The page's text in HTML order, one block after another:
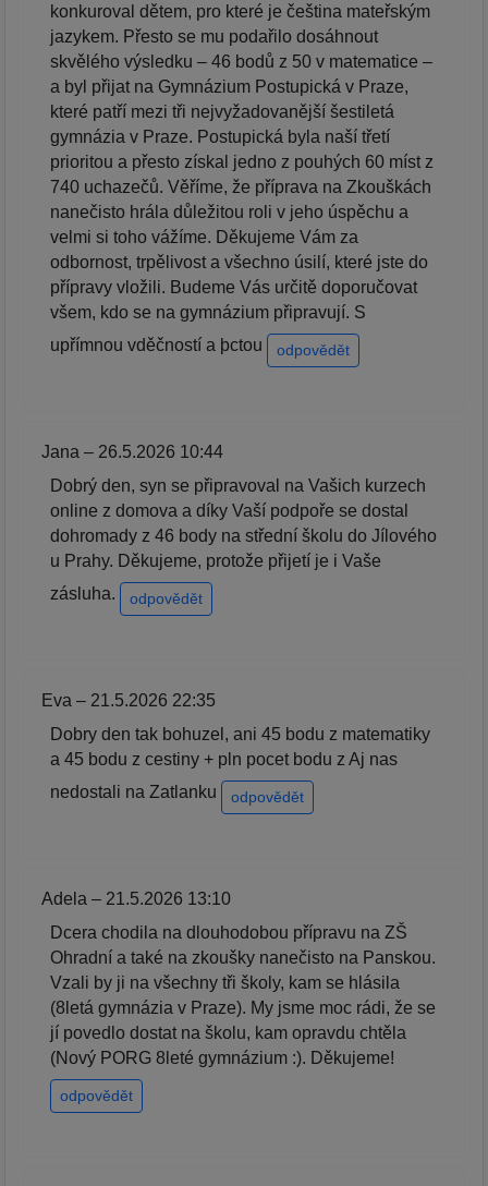
konkuroval dětem, pro které je čeština mateřským
jazykem. Přesto se mu podařilo dosáhnout
skvělého výsledku – 46 bodů z 50 v matematice –
a byl přijat na Gymnázium Postupická v Praze,
které patří mezi tři nejvyžadovanější šestiletá
gymnázia v Praze. Postupická byla naší třetí
prioritou a přesto získal jedno z pouhých 60 míst z
740 uchazečů. Věříme, že příprava na Zkouškách
nanečisto hrála důležitou roli v jeho úspěchu a
velmi si toho vážíme. Děkujeme Vám za
odbornost, trpělivost a všechno úsilí, které jste do
přípravy vložili. Budeme Vás určitě doporučovat
všem, kdo se na gymnázium připravují. S
upřímnou vděčností a þctou
odpovědět
Jana – 26.5.2026 10:44
Dobrý den, syn se připravoval na Vašich kurzech
online z domova a díky Vaší podpoře se dostal
dohromady z 46 body na střední školu do Jílového
u Prahy. Děkujeme, protože přijetí je i Vaše
zásluha.
odpovědět
Eva – 21.5.2026 22:35
Dobry den tak bohuzel, ani 45 bodu z matematiky
a 45 bodu z cestiny + pln pocet bodu z Aj nas
nedostali na Zatlanku
odpovědět
Adela – 21.5.2026 13:10
Dcera chodila na dlouhodobou přípravu na ZŠ
Ohradní a také na zkoušky nanečisto na Panskou.
Vzali by ji na všechny tři školy, kam se hlásila
(8letá gymnázia v Praze). My jsme moc rádi, že se
jí povedlo dostat na školu, kam opravdu chtěla
(Nový PORG 8leté gymnázium :). Děkujeme!
odpovědět